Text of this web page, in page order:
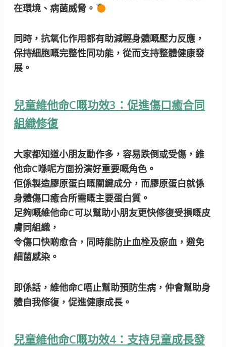
在環境、病菌威脅。
同時，抗氧化作用都有助減輕身體嘅壓力反應，
保持細胞嘅完整性同功能，從而支持整體健康發
展。
兒童維他命C嘅功效3：促進傷口癒合同
組織修復
大家都知道小朋友動作多，容易跌倒或受傷，維
他命C喺呢方面扮演好重要嘅角色。
佢係製造膠原蛋白嘅關鍵成分，而膠原蛋白就係
身體傷口癒合所需嘅主要蛋白質。
足夠嘅維他命C可以幫助小朋友更快修復受損嘅皮
膚同組織，
令傷口快啲愈合， 同時能防止血栓及瘀血，避免
細菌感染。
即係話，維他命C唔止幫助預防生病，仲會幫助身
體自我修復，促進健康成長。
兒童維他命C嘅功效4：支持兒童成長發